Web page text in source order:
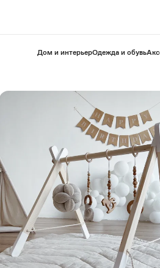
⁠Дом и интерьерОдежда и обувь